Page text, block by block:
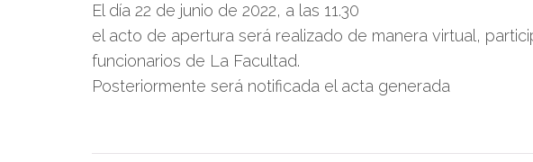
El día 22 de junio de 2022, a las 11.30
el acto de apertura será realizado de manera virtual,
funcionarios de La Facultad.
Posteriormente será notificada el acta generada